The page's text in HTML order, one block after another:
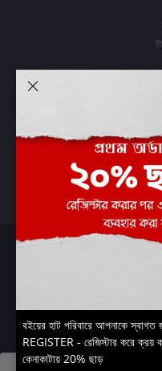
Boier Haat™ |
বইয়ের হাট পরিবারে আপনাকে
REGISTER - রেজিস্টার করে ক্রয়
কেনাকাটায় 20% ছাড়